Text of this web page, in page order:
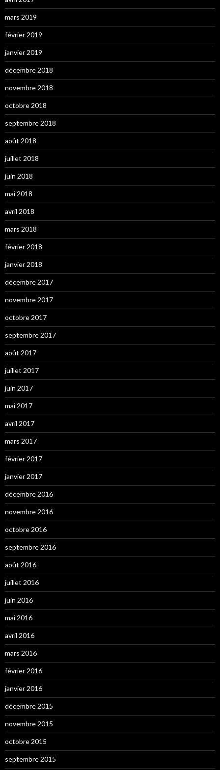
mars 2019
février 2019
janvier 2019
décembre 2018
novembre 2018
octobre 2018
septembre 2018
août 2018
juillet 2018
juin 2018
mai 2018
avril 2018
mars 2018
février 2018
janvier 2018
décembre 2017
novembre 2017
octobre 2017
septembre 2017
août 2017
juillet 2017
juin 2017
mai 2017
avril 2017
mars 2017
février 2017
janvier 2017
décembre 2016
novembre 2016
octobre 2016
septembre 2016
août 2016
juillet 2016
juin 2016
mai 2016
avril 2016
mars 2016
février 2016
janvier 2016
décembre 2015
novembre 2015
octobre 2015
septembre 2015